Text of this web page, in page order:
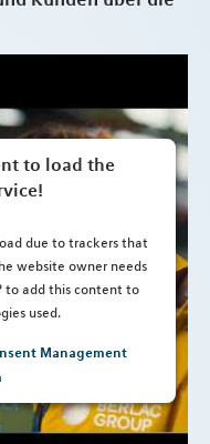
to load the
due to trackers that
website owner needs
to add this content to
used.
Management